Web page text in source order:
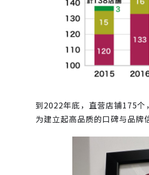
到2022年底，直营店铺175个
为建立起高品质的口碑与品牌